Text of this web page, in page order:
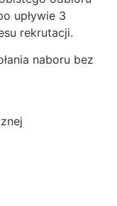
upływie 3
rekrutacji.
naboru bez